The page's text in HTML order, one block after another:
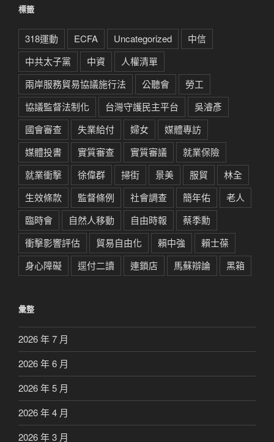
標籤
318運動 ECFA Uncategorized
中信
中共太子黨
中資
人權清單
兩岸服務貿易協議施行法
公聽會
勞工
協議監督法制化
台灣守護民主平台
吳濬彥
國會審查
失業給付 婦女
媒體專訪
媒體投書
實質審查 實質審議
就業保險
就業衝擊
徐偉群 掃街 景美 服貿
林全
生效條款
監督條例 社會調查 簡年佑
老人
臨時會
自然人移動 自由時報
蔡季勳
衝擊影響評估
貿易自由化 賴中強
賴士葆
身心障礙
逕付二讀 連鎖店 馬蘇辯論 黑箱
彙整
2026 年 7 月
2026 年 6 月
2026 年 5 月
2026 年 4 月
2026 年 3 月